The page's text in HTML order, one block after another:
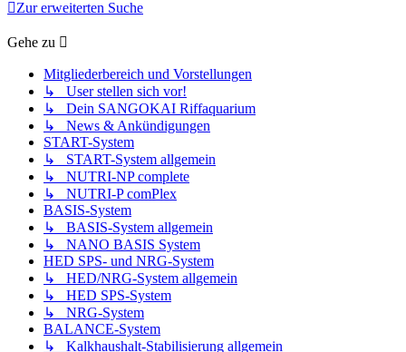
Zur erweiterten Suche
Gehe zu
Mitgliederbereich und Vorstellungen
↳ User stellen sich vor!
↳ Dein SANGOKAI Riffaquarium
↳ News & Ankündigungen
START-System
↳ START-System allgemein
↳ NUTRI-NP complete
↳ NUTRI-P comPlex
BASIS-System
↳ BASIS-System allgemein
↳ NANO BASIS System
HED SPS- und NRG-System
↳ HED/NRG-System allgemein
↳ HED SPS-System
↳ NRG-System
BALANCE-System
↳ Kalkhaushalt-Stabilisierung allgemein